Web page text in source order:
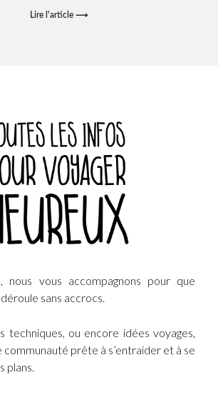
Lire l'article ⟶
nous vous accompagnons pour que
sans accrocs.
techniques, ou encore idées voyages,
communauté prête à s’entraider et à se
plans.